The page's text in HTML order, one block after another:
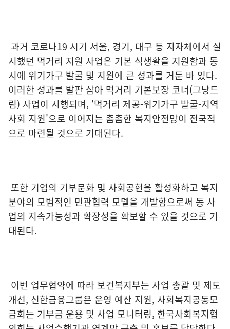
과거 코로나19 시기 서울, 경기, 대구 등 지자체에서 실
시했던 먹거리 지원 사업은 기본 식생활을 지원함과 동
시에 위기가구 발굴 및 지원에 큰 성과를 거둔 바 있다.
이러한 성과를 발판 삼아 먹거리 기본보장 코너(그냥드
림) 사업이 시행되며, '먹거리 제공-위기가구 발굴-지역
사회 지원'으로 이어지는 촘촘한 복지안전망이 전국적
으로 마련될 것으로 기대된다.
또한 기업의 기부문화 및 사회공헌을 활성화하고 복지
분야의 모범적인 민관협력 모델을 개발함으로써 동 사
업의 지속가능성과 확장성을 확보할 수 있을 것으로 기
대된다.
이번 업무협약에 따라 보건복지부는 사업 총괄 및 제도
개선, 신한금융그룹은 운영 예산 지원, 사회복지공동모
금회는 기부금 운용 및 사업 모니터링, 한국사회복지협